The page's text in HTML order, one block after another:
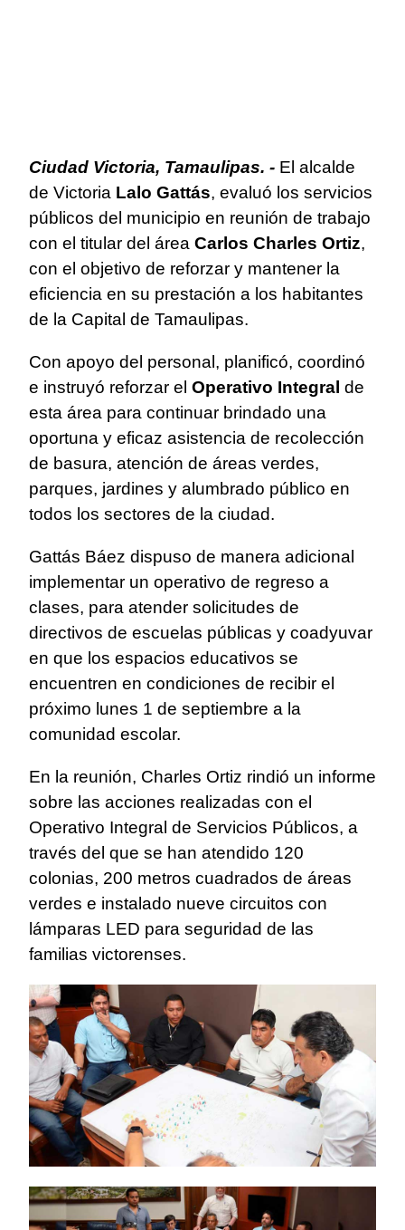
Ciudad Victoria, Tamaulipas. - El alcalde
de Victoria Lalo Gattás, evaluó los servicios
públicos del municipio en reunión de trabajo
con el titular del área Carlos Charles Ortiz,
con el objetivo de reforzar y mantener la
eficiencia en su prestación a los habitantes
de la Capital de Tamaulipas.
Con apoyo del personal, planificó, coordinó
e instruyó reforzar el Operativo Integral de
esta área para continuar brindado una
oportuna y eficaz asistencia de recolección
de basura, atención de áreas verdes,
parques, jardines y alumbrado público en
todos los sectores de la ciudad.
Gattás Báez dispuso de manera adicional
implementar un operativo de regreso a
clases, para atender solicitudes de
directivos de escuelas públicas y coadyuvar
en que los espacios educativos se
encuentren en condiciones de recibir el
próximo lunes 1 de septiembre a la
comunidad escolar.
En la reunión, Charles Ortiz rindió un informe
sobre las acciones realizadas con el
Operativo Integral de Servicios Públicos, a
través del que se han atendido 120
colonias, 200 metros cuadrados de áreas
verdes e instalado nueve circuitos con
lámparas LED para seguridad de las
familias victorenses.